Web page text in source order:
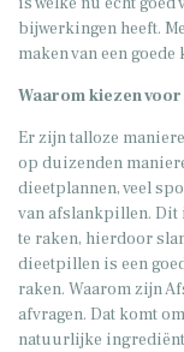
bijwerkingen heeft.
maken van een
Waarom kiezen
Er zijn talloze
op duizenden
dieetplannen, veel
van afslankpillen. Dit
te raken, hierdoor
dieetpillen is een
raken. Waarom zijn
afvragen. Dat komt
natuurlijke